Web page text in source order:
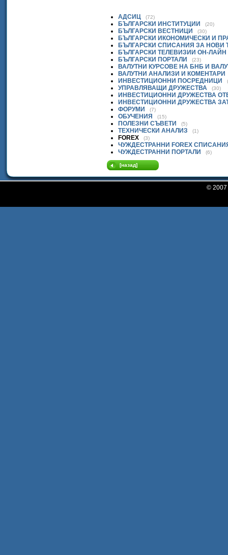
АДСИЦ (72)
БЪЛГАРСКИ ИНСТИТУЦИИ (20)
БЪЛГАРСКИ ВЕСТНИЦИ (30)
БЪЛГАРСКИ ИКОНОМИЧЕСКИ И
БЪЛГАРСКИ СПИСАНИЯ ЗА НОВИ
БЪЛГАРСКИ ТЕЛЕВИЗИИ ОН-ЛАЙН
БЪЛГАРСКИ ПОРТАЛИ
(23)
ВАЛУТНИ КУРСОВЕ НА БНБ И
ВАЛУТНИ АНАЛИЗИ И КОМЕНТАРИ
ИНВЕСТИЦИОННИ ПОСРЕДНИЦИ
УПРАВЛЯВАЩИ ДРУЖЕСТВА (30)
ИНВЕСТИЦИОННИ ДРУЖЕСТВА
ИНВЕСТИЦИОННИ ДРУЖЕСТВА
ФОРУМИ
(7)
ОБУЧЕНИЯ (15)
ПОЛЕЗНИ СЪВЕТИ (5)
ТЕХНИЧЕСКИ АНАЛИЗ (1)
FOREX (3)
ЧУЖДЕСТРАННИ FOREX
ЧУЖДЕСТРАННИ ПОРТАЛИ
(6)
[назад]
©